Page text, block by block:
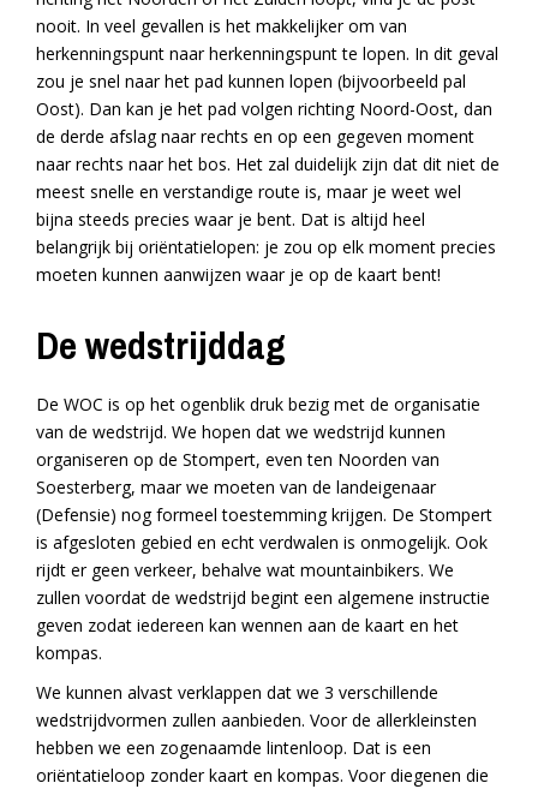
nooit. In veel gevallen is het makkelijker om van
herkenningspunt naar herkenningspunt te lopen. In dit geval
zou je snel naar het pad kunnen lopen (bijvoorbeeld pal
Oost). Dan kan je het pad volgen richting Noord-Oost, dan
de derde afslag naar rechts en op een gegeven moment
naar rechts naar het bos. Het zal duidelijk zijn dat dit niet de
meest snelle en verstandige route is, maar je weet wel
bijna steeds precies waar je bent. Dat is altijd heel
belangrijk bij oriëntatielopen: je zou op elk moment precies
moeten kunnen aanwijzen waar je op de kaart bent!
De wedstrijddag
De WOC is op het ogenblik druk bezig met de organisatie
van de wedstrijd. We hopen dat we wedstrijd kunnen
organiseren op de Stompert, even ten Noorden van
Soesterberg, maar we moeten van de landeigenaar
(Defensie) nog formeel toestemming krijgen. De Stompert
is afgesloten gebied en echt verdwalen is onmogelijk. Ook
rijdt er geen verkeer, behalve wat mountainbikers. We
zullen voordat de wedstrijd begint een algemene instructie
geven zodat iedereen kan wennen aan de kaart en het
kompas.
We kunnen alvast verklappen dat we 3 verschillende
wedstrijdvormen zullen aanbieden. Voor de allerkleinsten
hebben we een zogenaamde lintenloop. Dat is een
oriëntatieloop zonder kaart en kompas. Voor diegenen die